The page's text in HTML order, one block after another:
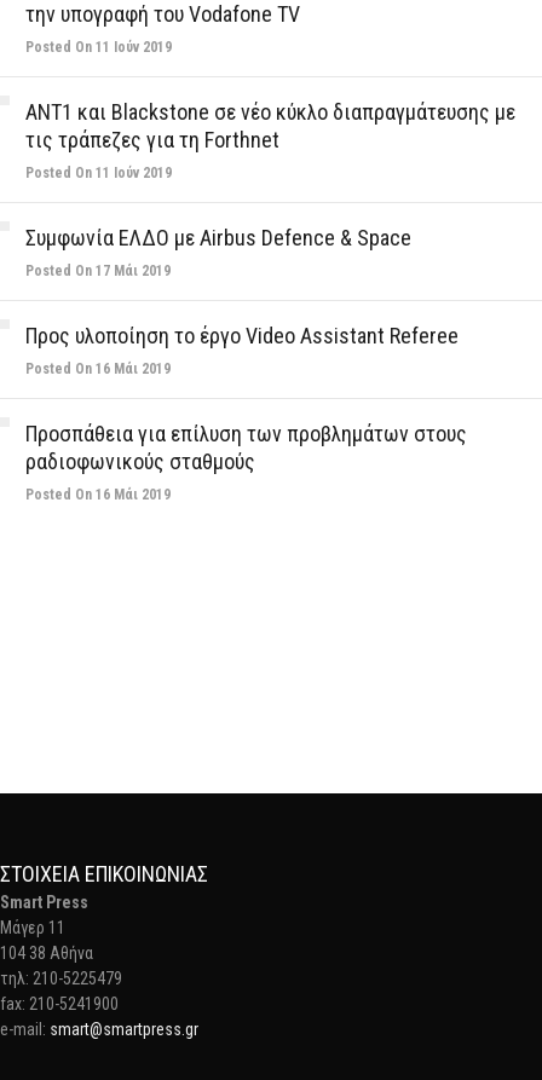
την υπογραφή του Vodafone TV
Posted On 11 Ιούν 2019
ΑΝΤ1 και Blackstone σε νέο κύκλο διαπραγμάτευσης με
τις τράπεζες για τη Forthnet
Posted On 11 Ιούν 2019
Συμφωνία ΕΛΔΟ με Airbus Defence & Space
Posted On 17 Μάι 2019
Προς υλοποίηση το έργο Video Assistant Referee
Posted On 16 Μάι 2019
Προσπάθεια για επίλυση των προβλημάτων στους
ραδιοφωνικούς σταθμούς
Posted On 16 Μάι 2019
ΣΤΟΙΧΕΊΑ ΕΠΙΚΟΙΝΩΝΊΑΣ
Smart Press
Mάγερ 11
104 38 Αθήνα
τηλ: 210-5225479
fax: 210-5241900
e-mail: smart@smartpress.gr